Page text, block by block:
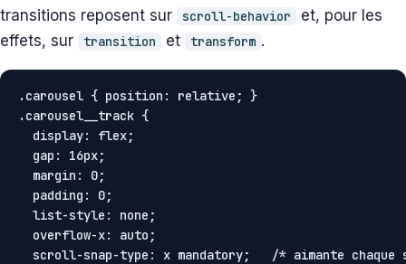
transitions reposent sur
scroll-behavior
et, pour les
effets, sur
transition et transform .
.carousel { position: relative; }
.carousel__track {
  display: flex;
  gap: 16px;
  margin: 0;
  padding: 0;
  list-style: none;
  overflow-x: auto;
scroll-snap-type: x mandatory;   /* aimante chaque